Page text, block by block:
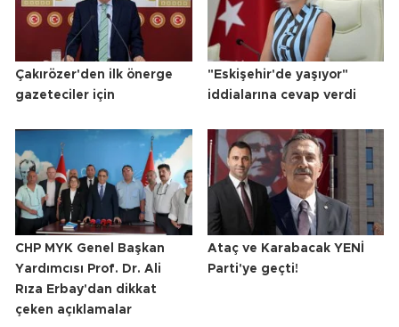
Çakırözer'den ilk önerge
gazeteciler için
"Eskişehir'de yaşıyor"
iddialarına cevap verdi
CHP MYK Genel Başkan
Yardımcısı Prof. Dr. Ali
Rıza Erbay'dan dikkat
çeken açıklamalar
Ataç ve Karabacak YENİ
Parti'ye geçti!